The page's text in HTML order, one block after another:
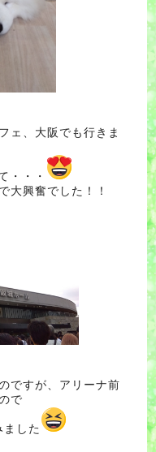
ェ、大阪でも行きま
・・・
大興奮でした！！
ですが、アリーナ前
で
ました